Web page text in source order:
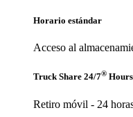
Horario estándar
Acceso al
Truck Share 24/7® Hours
Retiro móvil - 24